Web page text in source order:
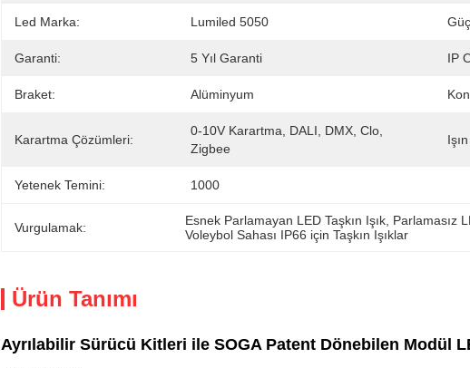
Led Marka: Lumiled 5050
Garanti: 5 Yıl Garanti IP
Braket: Alüminyum
Karartma Çözümleri:
0-10V Karartma, DALI, DMX, Clo,
Zigbee
Yetenek Temini: 1000
Vurgulamak: Esnek Parlamayan LED Taşkın Işık Parlamasız
Voleybol Sahası IP66 için Taşkın Işıklar
Ürün Tanımı
Ayrılabilir Sürücü Kitleri ile SOGA Patent Dönebilen Modül